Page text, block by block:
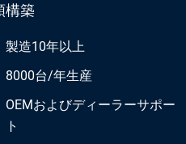
構築
製造10年以上
8000台/年生産
OEMおよびディーラーサポー
ト